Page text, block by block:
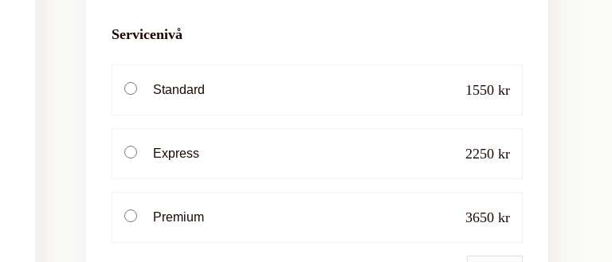
Servicenivå
Standard 1550 kr
Express 2250 kr
Premium 3650 kr